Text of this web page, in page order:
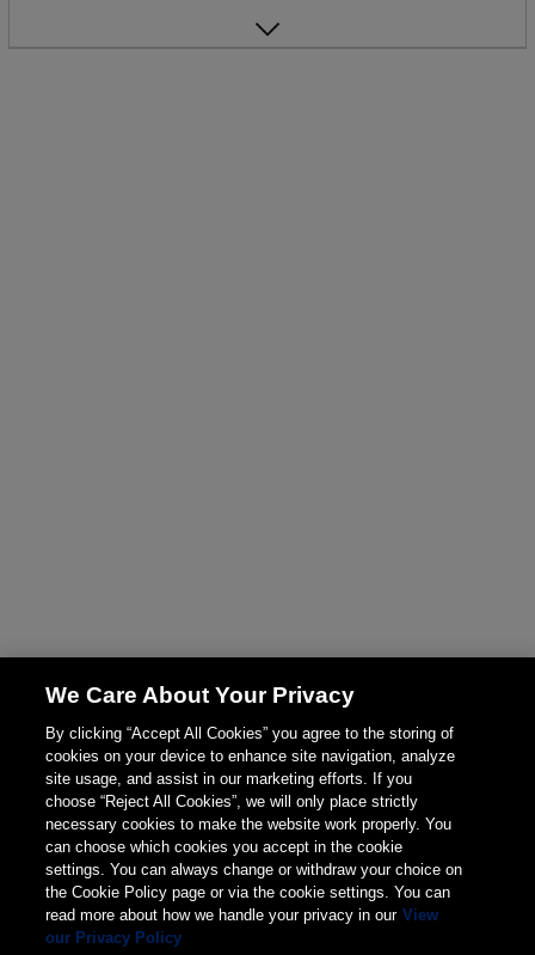
We Care About Your Privacy
By clicking “Accept All Cookies” you agree to the storing of
cookies on your device to enhance site navigation, analyze
site usage, and assist in our marketing efforts. If you
choose “Reject All Cookies”, we will only place strictly
necessary cookies to make the website work properly. You
can choose which cookies you accept in the cookie
settings. You can always change or withdraw your choice on
the Cookie Policy page or via the cookie settings. You can
read more about how we handle your privacy in our View
our Privacy Policy